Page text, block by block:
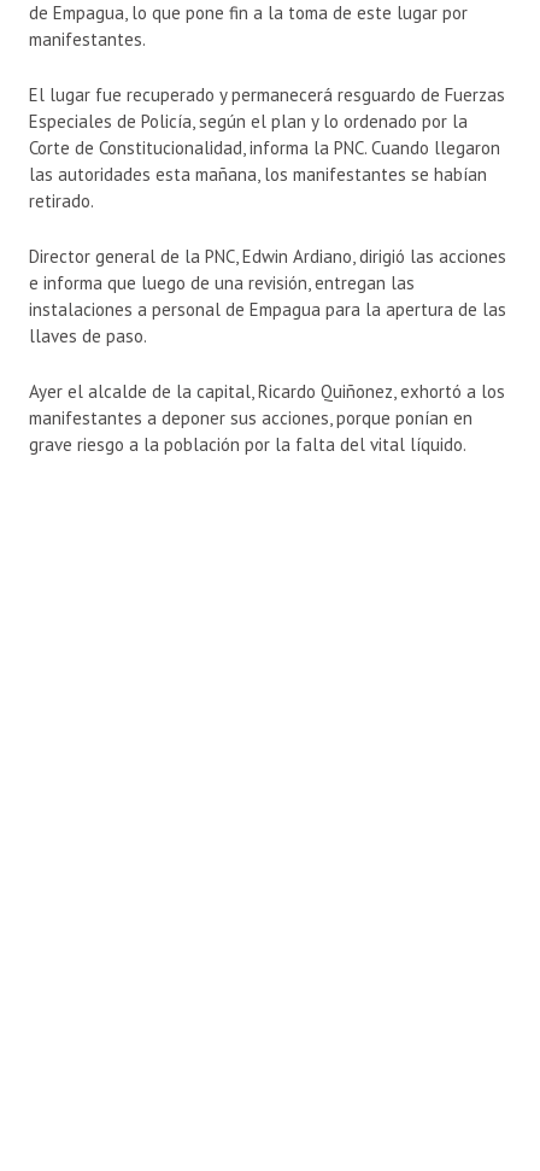
de Empagua, lo que pone fin a la toma de este lugar por
manifestantes.
El lugar fue recuperado y permanecerá resguardo de Fuerzas
Especiales de Policía, según el plan y lo ordenado por la
Corte de Constitucionalidad, informa la PNC. Cuando llegaron
las autoridades esta mañana, los manifestantes se habían
retirado.
Director general de la PNC, Edwin Ardiano, dirigió las acciones
e informa que luego de una revisión, entregan las
instalaciones a personal de Empagua para la apertura de las
llaves de paso.
Ayer el alcalde de la capital, Ricardo Quiñonez, exhortó a los
manifestantes a deponer sus acciones, porque ponían en
grave riesgo a la población por la falta del vital líquido.